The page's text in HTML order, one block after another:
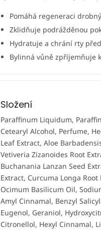
Pomáhá regeneraci
Zklidňuje podrážděnou
Hydratuje a chrání rty
Bylinná vůně zpříjemňuje
Složení
Paraffinum Liquidum,
Cetearyl Alcohol, Perfume,
Leaf Extract, Aloe
Vetiveria Zizanoides Root
Buchanania Lanzan Seed
Extract, Curcuma Longa
Ocimum Basilicum Oil,
Amyl Cinnamal, Benzyl
Eugenol, Geraniol,
Citronellol, Hexyl Cinnamal,